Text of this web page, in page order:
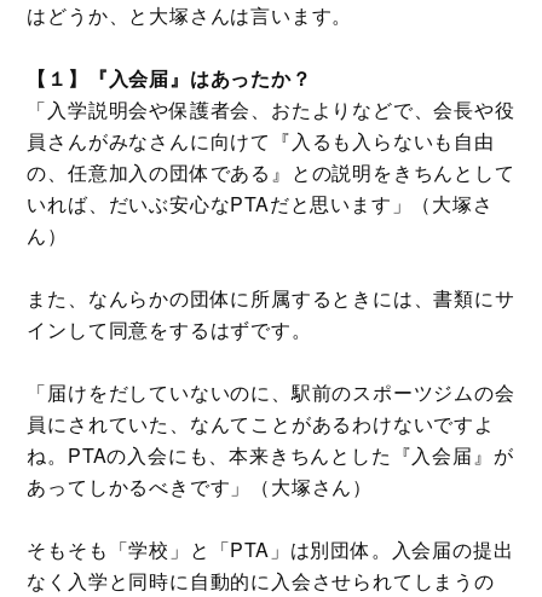
はどうか、と大塚さんは言います。
【１】『入会届』はあったか？
「入学説明会や保護者会、おたよりなどで、会長や役
員さんがみなさんに向けて『入るも入らないも自由
の、任意加入の団体である』との説明をきちんとして
いれば、だいぶ安心なPTAだと思います」（大塚さ
ん）
また、なんらかの団体に所属するときには、書類にサ
インして同意をするはずです。
「届けをだしていないのに、駅前のスポーツジムの会
員にされていた、なんてことがあるわけないですよ
ね。PTAの入会にも、本来きちんとした『入会届』が
あってしかるべきです」（大塚さん）
そもそも「学校」と「PTA」は別団体。入会届の提出
なく入学と同時に自動的に入会させられてしまうの